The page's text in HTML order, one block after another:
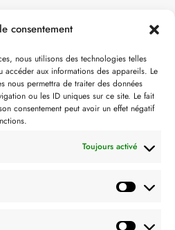
consentement
nous utilisons des technologies telles
aux informations des appareils. Le
nous permettra de traiter des données
ou les ID uniques sur ce site. Le fait
consentement peut avoir un effet négatif
Toujours activé